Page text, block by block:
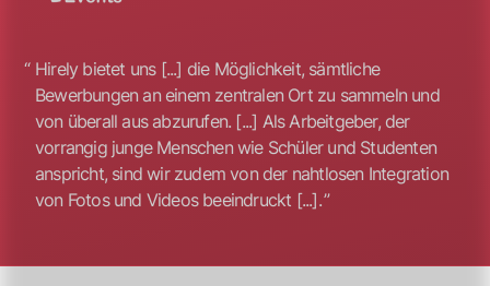
Hirely bietet uns [...] die Möglichkeit, sämtliche
Bewerbungen an einem zentralen Ort zu sammeln und
von überall aus abzurufen. [...] Als Arbeitgeber, der
vorrangig junge Menschen wie Schüler und Studenten
anspricht, sind wir zudem von der nahtlosen Integration
von Fotos und Videos beeindruckt [...].